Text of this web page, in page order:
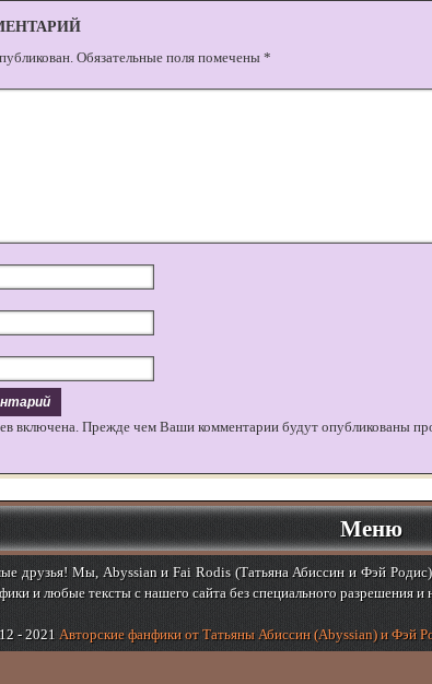
Обязательные поля помечены *
включена. Прежде чем Ваши комментарии будут опубликованы
Меню
друзья! Мы, Abyssian и Fai Rodis (Татьяна Абиссин и Фэй
и любые тексты с нашего сайта без специального разрешения и
- 2021 Авторские фанфики от Татьяны Абиссин (Abyssian) и Фэй